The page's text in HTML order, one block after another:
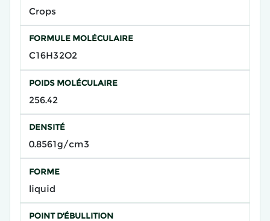
Crops
FORMULE MOLÉCULAIRE
C16H32O2
POIDS MOLÉCULAIRE
256.42
DENSITÉ
0.8561g/cm3
FORME
liquid
POINT D'ÉBULLITION